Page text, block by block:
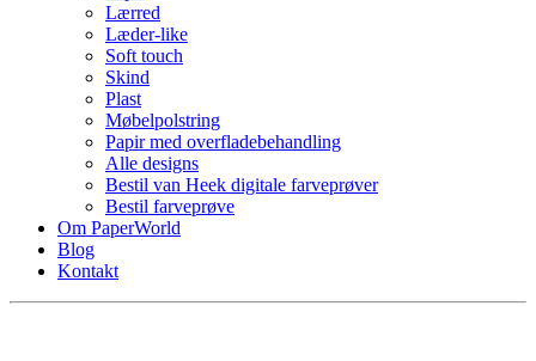
Lærred
Læder-like
Soft touch
Skind
Plast
Møbelpolstring
Papir med overfladebehandling
Alle designs
Bestil van Heek digitale farveprøver
Bestil farveprøve
Om PaperWorld
Blog
Kontakt